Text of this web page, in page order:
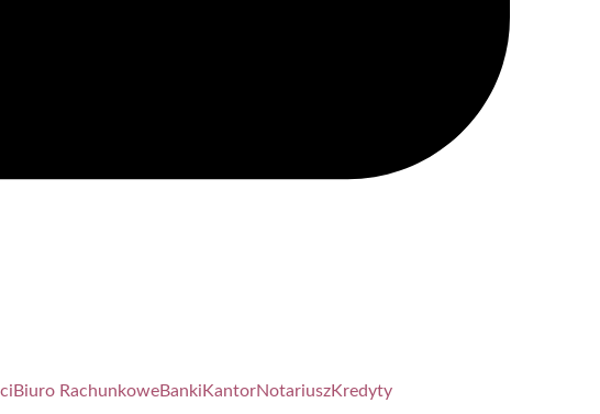
Biuro RachunkoweBankiKantorNotariuszKredyty